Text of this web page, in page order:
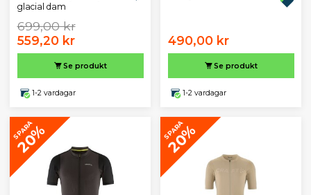
glacial dam
699,00 kr
559,20 kr
Se produkt
1-2 vardagar
490,00 kr
Se produkt
1-2 vardagar
SPARA
20% SPARA
20%